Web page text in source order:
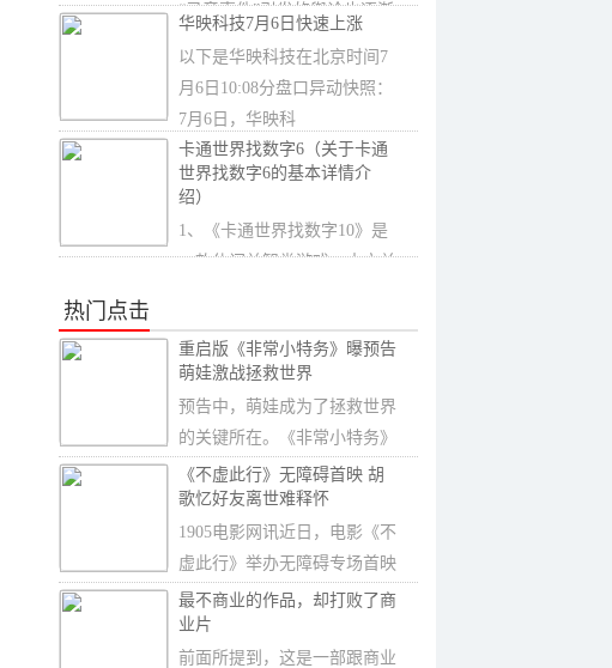
“录音事件”引发的舆论也逐渐
华映科技7月6日快速上涨
以下是华映科技在北京时间7
月6日10:08分盘口异动快照：
7月6日，华映科
卡通世界找数字6（关于卡通
世界找数字6的基本详情介
绍）
1、《卡通世界找数字10》是
一款休闲益智类游戏。本文关
热门点击
重启版《非常小特务》曝预告
萌娃激战拯救世界
预告中，萌娃成为了拯救世界
的关键所在。《非常小特务》
系列共有四部，
《不虚此行》无障碍首映 胡
歌忆好友离世难释怀
1905电影网讯近日，电影《不
虚此行》举办无障碍专场首映
礼，50余位视障
最不商业的作品，却打败了商
业片
前面所提到，这是一部跟商业